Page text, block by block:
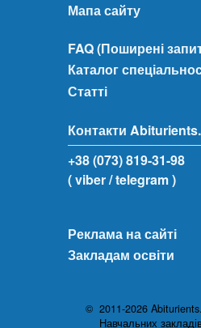
Мапа сайту
FAQ (Поширені
Каталог
Статті
Контакти
+38 (073) 819-31-98
( viber/ telegram )
Реклама на сайті
Закладам освіти
© 2011-2026
Навчальних